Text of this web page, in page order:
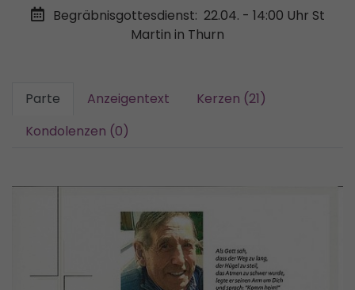
Begräbnisgottesdienst: 22.04. - 14:00 Uhr St
Martin in Thurn
Parte Anzeigentext
Kerzen (21)
Kondolenzen (0)